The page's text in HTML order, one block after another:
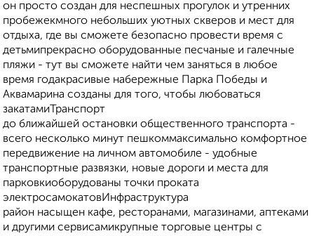
он просто создан для неспешных прогулок и утренних
пробежекмного небольших уютных скверов и мест для
отдыха, где вы сможете безопасно провести время с
детьмипрекрасно оборудованные песчаные и галечные
пляжи - тут вы сможете найти чем заняться в любое
время годакрасивые набережные Парка Победы и
Аквамарина созданы для того, чтобы любоваться
закатамиТранспорт
до ближайшей остановки общественного транспорта -
всего несколько минут пешкоммаксимально комфортное
передвижение на личном автомобиле - удобные
транспортные развязки, новые дороги и места для
парковкиоборудованы точки проката
электросамокатовИнфраструктура
район насыщен кафе, ресторанами, магазинами, аптеками
и другими сервисамикрупные торговые центры с